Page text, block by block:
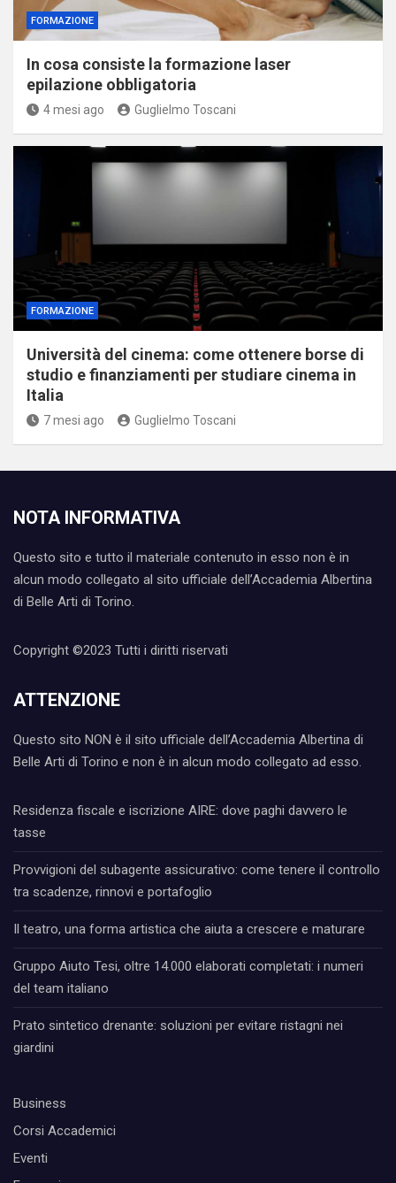
FORMAZIONE
In cosa consiste la formazione laser
epilazione obbligatoria
4 mesi ago Guglielmo Toscani
FORMAZIONE
Università del cinema: come ottenere borse di
studio e finanziamenti per studiare cinema in
Italia
7 mesi ago Guglielmo Toscani
NOTA INFORMATIVA
Questo sito e tutto il materiale contenuto in esso non è in
alcun modo collegato al sito ufficiale dell’Accademia Albertina
di Belle Arti di Torino.
Copyright ©2023 Tutti i diritti riservati
ATTENZIONE
Questo sito NON è il sito ufficiale dell’Accademia Albertina di
Belle Arti di Torino e non è in alcun modo collegato ad esso.
Residenza fiscale e iscrizione AIRE: dove paghi davvero le
tasse
Provvigioni del subagente assicurativo: come tenere il controllo
tra scadenze, rinnovi e portafoglio
Il teatro, una forma artistica che aiuta a crescere e maturare
Gruppo Aiuto Tesi, oltre 14.000 elaborati completati: i numeri
del team italiano
Prato sintetico drenante: soluzioni per evitare ristagni nei
giardini
Business
Corsi Accademici
Eventi